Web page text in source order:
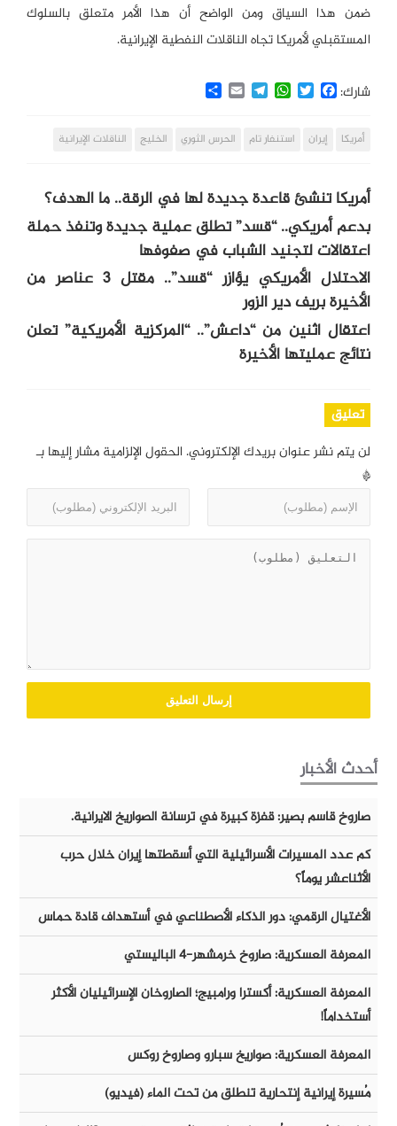
ضمن هذا السياق ومن الواضح أن هذا الأمر متعلق بالسلوك
المستقبلي لأمريكا تجاه الناقلات النفطية الإيرانية.
شارك: Facebook
Twitter
WhatsApp
Telegram
Email
Share
أمريكا إيران استنفار تام الحرس الثوري الخليج الناقلات الإيرانية
أمريكا تنشئ قاعدة جديدة لها في الرقة.. ما الهدف؟
بدعم أمريكي.. “قسد” تطلق عملية جديدة وتنفذ حملة
اعتقالات لتجنيد الشباب في صفوفها
الاحتلال الأمريكي يؤازر “قسد”.. مقتل 3 عناصر من
الأخيرة بريف دير الزور
اعتقال اثنين من “داعش”.. “المركزية الأمريكية” تعلن
نتائج عمليتها الأخيرة
تعليق
لن يتم نشر عنوان بريدك الإلكتروني. الحقول الإلزامية مشار إليها بـ
*
أحدث الأخبار
صاروخ قاسم بصير: قفزة كبيرة في ترسانة الصواريخ الايرانية.
كم عدد المسيرات الأسرائيلية التي أسقطتها إيران خلال حرب
الأثناعشر يوماً؟
الأغتيال الرقمي: دور الذكاء الأصطناعي في أستهداف قادة حماس
المعرفة العسكرية: صاروخ خرمشهر-٤ الباليستي
المعرفة العسكرية: أكسترا ورامبيج؛ الصاروخان الإسرائيليان الأكثر
أستخداماً!
المعرفة العسكرية: صواريخ سبارو وصاروخ روكس
مُسيرة إيرانية إنتحارية تنطلق من تحت الماء (فيديو)